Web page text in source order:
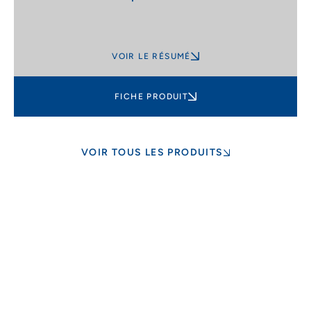
VOIR LE RÉSUMÉ
FICHE PRODUIT
VOIR TOUS LES PRODUITS